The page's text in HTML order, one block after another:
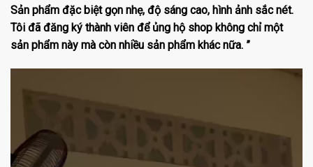
Sản phẩm đặc biệt gọn nhẹ, độ sáng cao, hình ảnh sắc nét.
Tôi đã đăng ký thành viên để ủng hộ shop không chỉ một
sản phẩm này mà còn nhiều sản phẩm khác nữa. ”